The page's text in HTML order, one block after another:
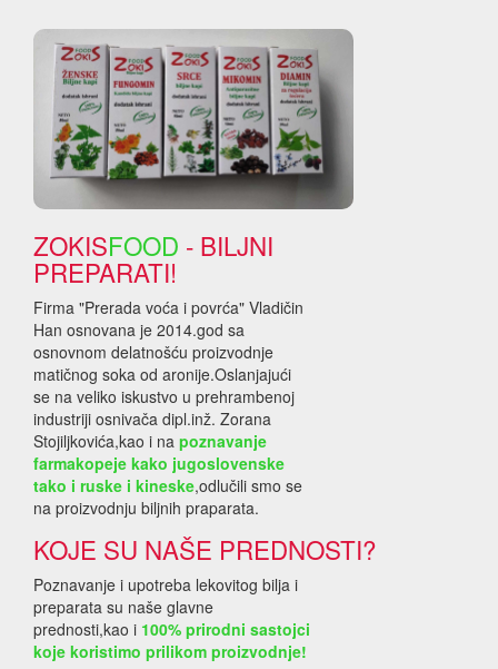
ZOKISFOOD - BILJNI
PREPARATI!
Firma "Prerada voća i povrća" Vladičin
Han osnovana je 2014.god sa
osnovnom delatnošću proizvodnje
matičnog soka od aronije.Oslanjajući
se na veliko iskustvo u prehrambenoj
industriji osnivača dipl.inž. Zorana
Stojiljkovića,kao i na poznavanje
farmakopeje kako jugoslovenske
tako i ruske i kineske,odlučili smo se
na proizvodnju biljnih praparata.
KOJE SU NAŠE PREDNOSTI?
Poznavanje i upotreba lekovitog bilja i
preparata su naše glavne
prednosti,kao i 100% prirodni sastojci
koje koristimo prilikom proizvodnje!